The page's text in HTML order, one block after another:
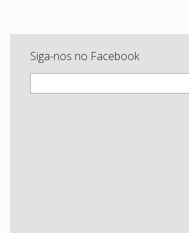
Siga-nos no Facebook